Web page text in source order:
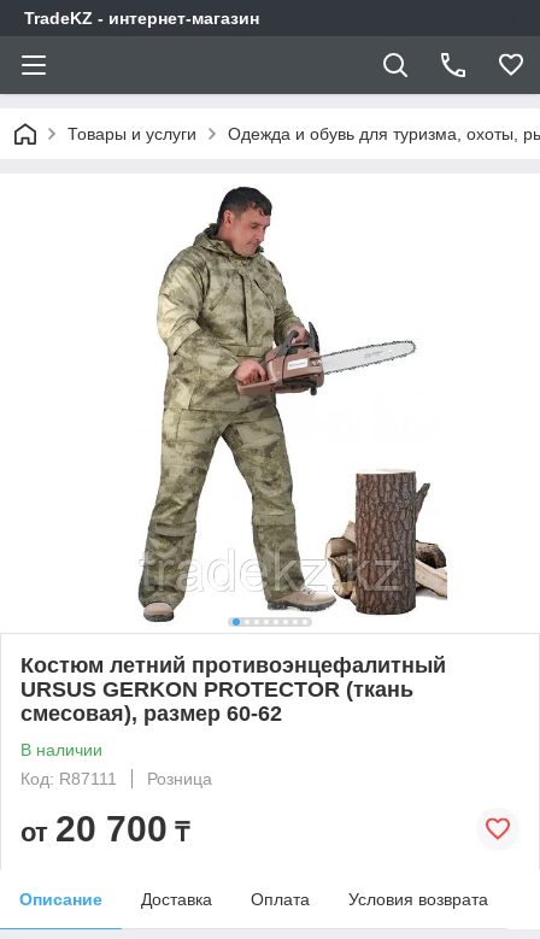
TradeKZ - интернет-магазин
Товары и услуги Одежда и обувь для туризма, охоты,
Костюм летний противоэнцефалитный
URSUS GERKON PROTECTOR (ткань
смесовая), размер 60-62
В наличии
Код: R87111
Розница
от 20 700 ₸
Описание Доставка Оплата Условия возврата